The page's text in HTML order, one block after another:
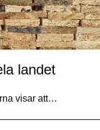
landet
visar att…